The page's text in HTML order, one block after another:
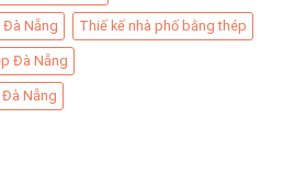
Đà Nẵng Thiế kế nhà phố bằng thép
Đà Nẵng
Nẵng